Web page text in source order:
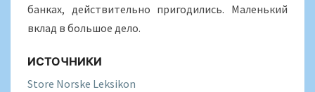
банках, действительно пригодились. Маленький
вклад в большое дело.
ИСТОЧНИКИ
Store Norske Leksikon